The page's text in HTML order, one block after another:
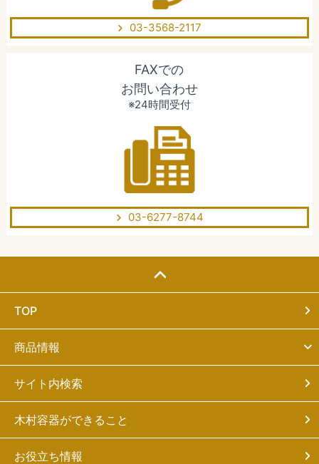
03-3568-2117
FAXでの
お問い合わせ
※24時間受付
03-6277-8744
TOP
商品情報
サイト内検索
木村容器ができること
お役立ち情報